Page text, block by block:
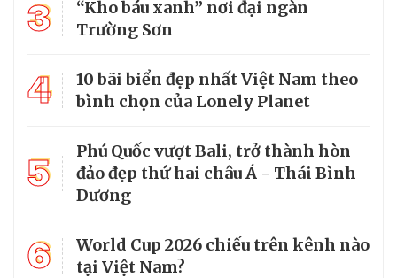
3
“Kho báu xanh” nơi đại ngàn
Trường Sơn
4
10 bãi biển đẹp nhất Việt Nam theo
bình chọn của Lonely Planet
5
Phú Quốc vượt Bali, trở thành hòn
đảo đẹp thứ hai châu Á - Thái Bình
Dương
6
World Cup 2026 chiếu trên kênh nào
tại Việt Nam?